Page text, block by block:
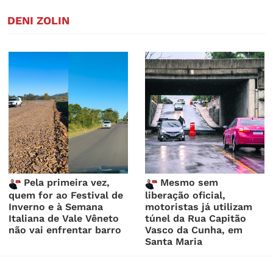
DENI ZOLIN
Pela primeira vez,
quem for ao Festival de
Inverno e à Semana
Italiana de Vale Vêneto
não vai enfrentar barro
Mesmo sem
liberação oficial,
motoristas já utilizam
túnel da Rua Capitão
Vasco da Cunha, em
Santa Maria